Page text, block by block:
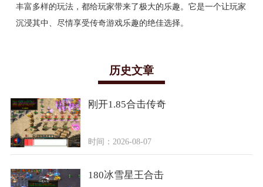
丰富多样的玩法，都给玩家带来了极大的乐趣。它是一个让玩家
沉浸其中、尽情享受传奇游戏乐趣的绝佳选择。
历史文章
刚开1.85合击传奇
时间：2026-08-07
180冰雪星王合击